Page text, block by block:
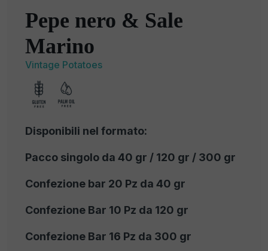
Pepe nero & Sale
Marino
Vintage Potatoes
Disponibili nel formato:
Pacco singolo da 40 gr / 120 gr / 300 gr
Confezione bar 20 Pz da 40 gr
Confezione Bar 10 Pz da 120 gr
Confezione Bar 16 Pz da 300 gr